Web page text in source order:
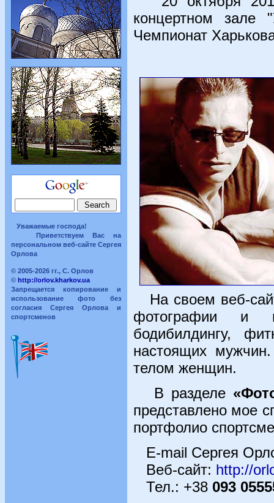
Уважаемые господа!
Приветствуем Вас на
персональном веб-сайте Сергея
Орлова
© 2005-2026 гг., С. Орлов
© http://orlov.kharkov.ua
Запрещается копирование и
использование фото без
согласия Сергея Орлова и
спортсменов
концертном зале
Чемпионат
На своем веб-
фотографии и
бодибилдингу,
настоящих
телом женщин.
В разделе
представлено мое
портфолио
E-mail Сергея
Веб-сайт: http://
Тел.: +38 093